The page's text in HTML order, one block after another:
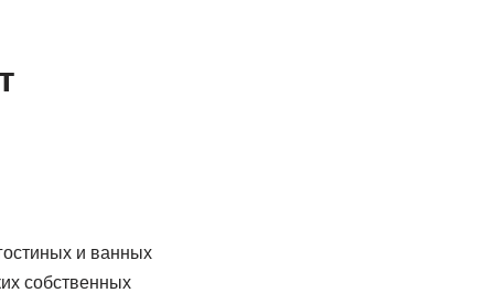
и ванных
собственных